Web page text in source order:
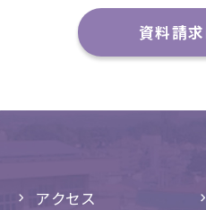
資料請求
アクセス